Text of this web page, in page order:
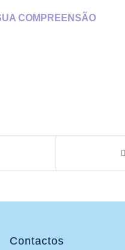
COMPREENSÃO
Contactos